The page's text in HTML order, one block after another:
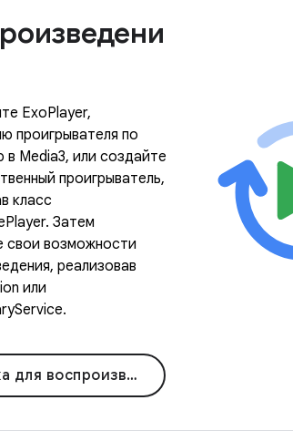
ExoPlayer,
проигрывателя по
в Media3, или создайте
проигрыватель,
класс
Затем
свои возможности
реализовав
или
воспроизведения